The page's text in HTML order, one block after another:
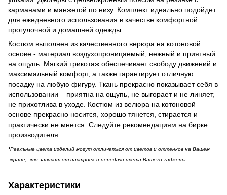
карманами и манжетой по низу. Комплект идеально подойдет
для ежедневного использования в качестве комфортной
прогулочной и домашней одежды.
Костюм выполнен из качественного верюра на котоновой
основе - материал воздухопроницаемый, нежный и приятный
на ощупь. Мягкий трикотаж обеспечивает свободу движений и
максимальный комфорт, а также гарантирует отличную
посадку на любую фигуру. Ткань прекрасно показывает себя в
использовании – приятна на ощупь, не выгорает и не линяет,
не прихотлива в уходе. Костюм из велюра на котоновой
основе прекрасно носится, хорошо тянется, стирается и
практически не мнется. Следуйте рекомендациям на бирке
производителя.
*Реальные цвета изделий могут отличаться от цветов и оттенков на Вашем
экране, это зависит от настроек и передачи цвета Вашего гаджета.
Характеристики